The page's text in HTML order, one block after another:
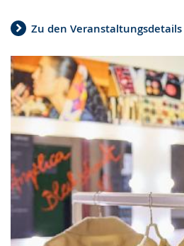
Zu den Veranstaltungsdetails